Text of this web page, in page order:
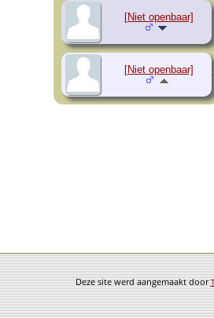
[Niet openbaar]
[Niet openbaar]
Deze site werd aangemaakt door